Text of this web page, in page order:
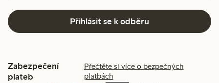
Přihlásit se k odběru
Zabezpečení
plateb
Přečtěte si více o bezpečných
platbách